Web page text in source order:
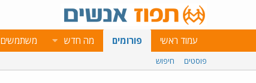
עמוד ראשי פורומים מה חדש משתמשים
פוסטים חיפוש